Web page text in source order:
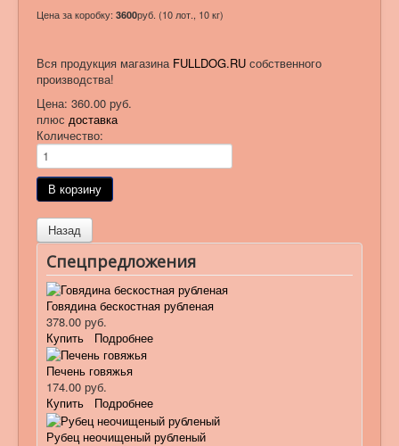
Цена за коробку: 3600руб. (10 лот., 10 кг)
Вся продукция магазина FULLDOG.RU собственного
производства!
Цена: 360.00 руб.
плюс доставка
Количество:
Спецпредложения
Говядина бескостная рубленая
378.00 руб.
Купить
Подробнее
Печень говяжья
174.00 руб.
Купить
Подробнее
Рубец неочищеный рубленый